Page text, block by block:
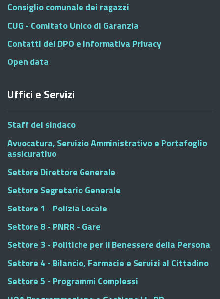
Consiglio comunale dei ragazzi
CUG - Comitato Unico di Garanzia
Contatti del DPO e Informativa Privacy
Open data
Uffici e Servizi
Staff del sindaco
Avvocatura, Servizio Amministrativo e Portafoglio
assicurativo
Settore Direttore Generale
Settore Segretario Generale
Settore 1 - Polizia Locale
Settore 8 - PNRR - Gare
Settore 3 - Politiche per il Benessere della Persona
Settore 4 - Bilancio, Farmacie e Servizi al Cittadino
Settore 5 - Programmi Complessi